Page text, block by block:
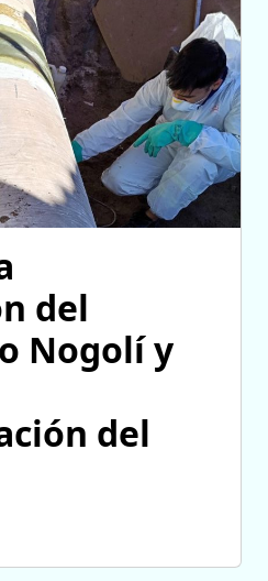
del
Nogolí y
del